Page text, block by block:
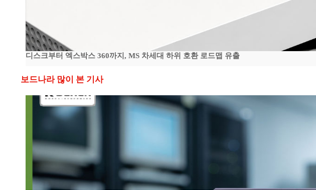
디스크부터 엑스박스 360까지, MS 차세대 하위 호환 로드맵 유출
보드나라 많이 본 기사